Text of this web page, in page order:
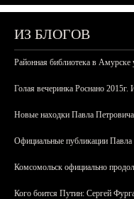
ИЗ БЛОГОВ
Районная библиотека в Амурске
Голая вечеринка Роснано 2015г.
Новые находки Павла
Официальные публикации Павла
Комсомольск официально
Кого боится Путин: Сергей